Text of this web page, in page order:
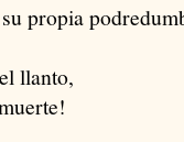
propia
llanto,